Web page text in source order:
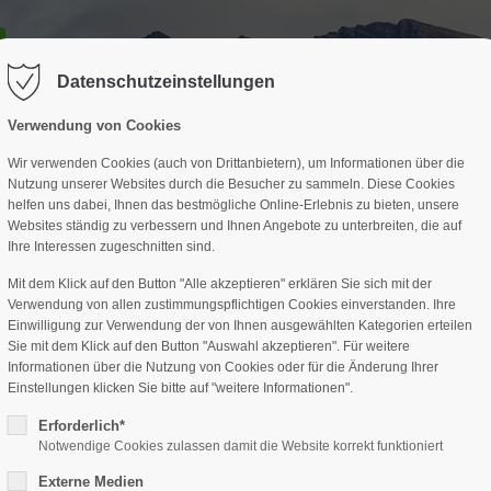
"offcanvas-col2" existiert leider
Der Eintrag "offcanvas-col3"
nicht.
Datenschutzeinstellungen
Verwendung von Cookies
Wir verwenden Cookies (auch von Drittanbietern), um Informationen über die
Nutzung unserer Websites durch die Besucher zu sammeln. Diese Cookies
helfen uns dabei, Ihnen das bestmögliche Online-Erlebnis zu bieten, unsere
Websites ständig zu verbessern und Ihnen Angebote zu unterbreiten, die auf
Ihre Interessen zugeschnitten sind.
Mit dem Klick auf den Button "Alle akzeptieren" erklären Sie sich mit der
Verwendung von allen zustimmungspflichtigen Cookies einverstanden. Ihre
Einwilligung zur Verwendung der von Ihnen ausgewählten Kategorien erteilen
Sie mit dem Klick auf den Button "Auswahl akzeptieren". Für weitere
Informationen über die Nutzung von Cookies oder für die Änderung Ihrer
Einstellungen klicken Sie bitte auf "weitere Informationen".
Erforderlich*
Notwendige Cookies zulassen damit die Website korrekt funktioniert
Externe Medien